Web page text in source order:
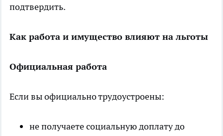
подтвердить.
Как работа и имущество влияют на льготы
Официальная работа
Если вы официально трудоустроены:
не получаете социальную доплату до